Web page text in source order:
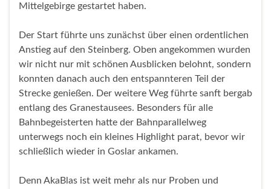
Mittelgebirge gestartet haben.
Der Start führte uns zunächst über einen ordentlichen
Anstieg auf den Steinberg. Oben angekommen wurden
wir nicht nur mit schönen Ausblicken belohnt, sondern
konnten danach auch den entspannteren Teil der
Strecke genießen. Der weitere Weg führte sanft bergab
entlang des Granestausees. Besonders für alle
Bahnbegeisterten hatte der Bahnparallelweg
unterwegs noch ein kleines Highlight parat, bevor wir
schließlich wieder in Goslar ankamen.
Denn AkaBlas ist weit mehr als nur Proben und